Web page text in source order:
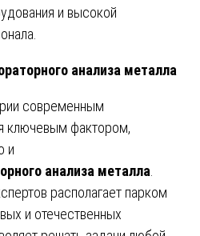
и высокой
анализа металла
современным
ключевым фактором,
и
анализа металла
располагает парком
и отечественных